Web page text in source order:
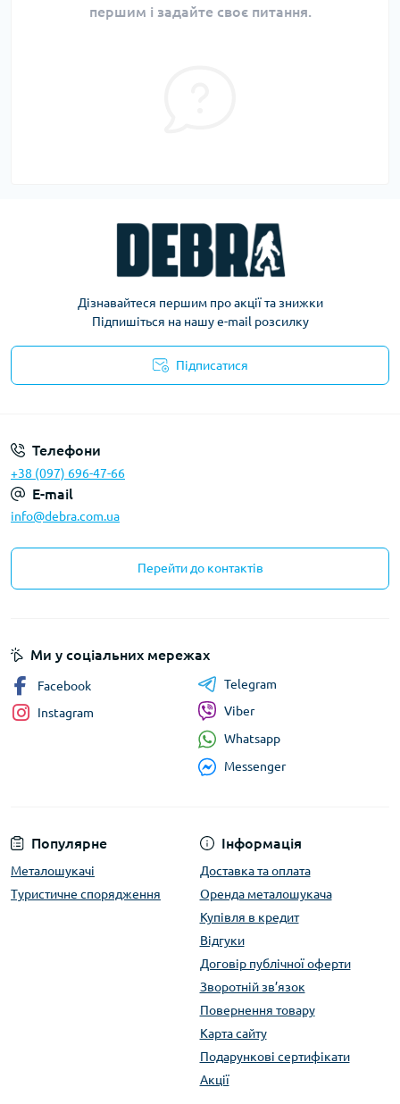
першим і задайте своє питання.
Дізнавайтеся першим про акції та знижки
Підпишіться на нашу e-mail розсилку
Підписатися
Телефони
+38 (097) 696-47-66
E-mail
info@debra.com.ua
Перейти до контактів
Популярне
Металошукачі
Туристичне спорядження
Інформація
Доставка та оплата
Оренда металошукача
Купівля в кредит
Відгуки
Договір публічної оферти
Зворотній зв’язок
Повернення товару
Карта сайту
Подарункові сертифікати
Акції
Ми у соціальних мережах
Facebook
Instagram
Telegram
Viber
Whatsapp
Messenger